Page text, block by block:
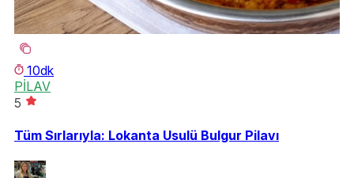
10dk
PİLAV
5
Tüm Sırlarıyla: Lokanta Usulü Bulgur Pilavı